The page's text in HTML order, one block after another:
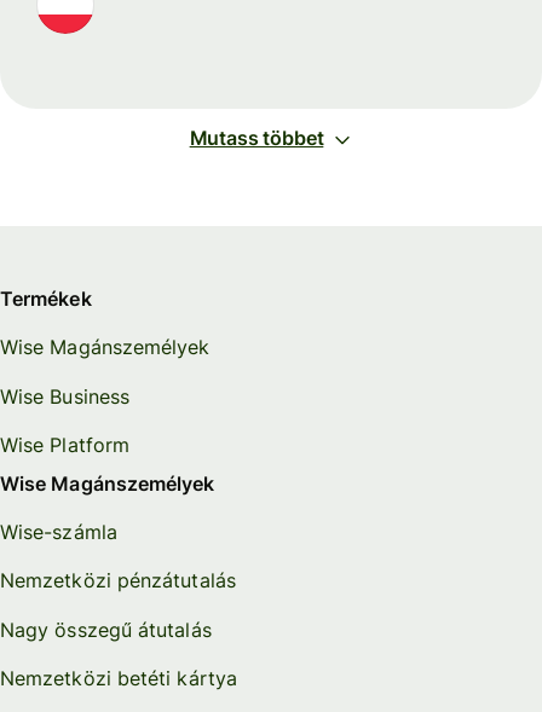
Mutass többet
Termékek
Wise Magánszemélyek
Wise Business
Wise Platform
Wise Magánszemélyek
Wise-számla
Nemzetközi pénzátutalás
Nagy összegű átutalás
Nemzetközi betéti kártya